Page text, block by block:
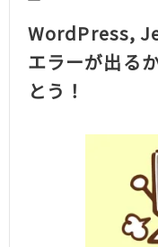
WordPress,
エラーが出る
とう！